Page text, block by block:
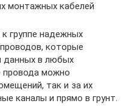
монтажных кабелей
группе надежных
которые
данных в любых
провода можно
так и за их
каналы и прямо в грунт.